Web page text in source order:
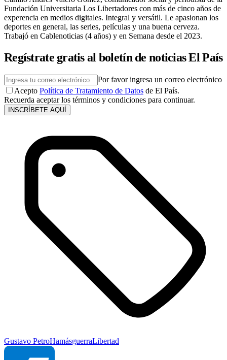
Fundación Universitaria Los Libertadores con más de cinco años de
experencia en medios digitales. Integral y versátil. Le apasionan los
deportes en general, las series, películas y una buena cerveza.
Trabajó en Cablenoticias (4 años) y en Semana desde el 2023.
Regístrate gratis al boletín de noticias El País
Por favor ingresa un correo electrónico
Acepto Política de Tratamiento de Datos de El País.
Recuerda aceptar los términos y condiciones para continuar.
INSCRÍBETE AQUÍ
Gustavo PetroHamásguerraLibertad